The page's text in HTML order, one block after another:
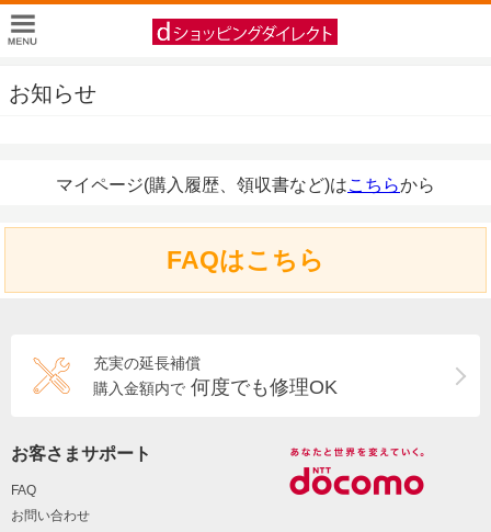
お知らせ
マイページ(購入履歴、領収書など)はこちらから
FAQはこちら
充実の延長補償
購入金額内で 何度でも修理OK
お客さまサポート
FAQ
お問い合わせ